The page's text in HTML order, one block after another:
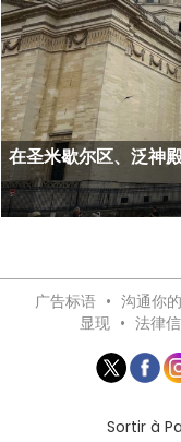
在圣米歇尔区、泛神
广告标语 • 沟通你
显现 • 法律
Sortir à